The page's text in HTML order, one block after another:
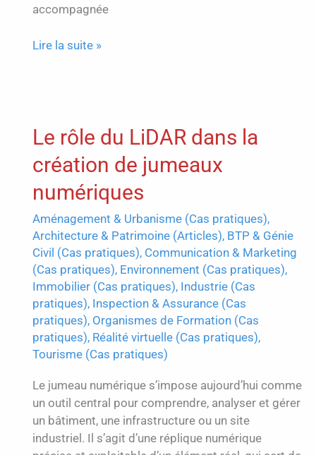
accompagnée
Numérisation
Notre‑Dame‑de‑la‑Fin‑des‑Terres
Soulac‑sur‑Mer
:
un
joyau
ressuscité
Lire la suite »
Le rôle du LiDAR dans la
création de jumeaux
numériques
Aménagement & Urbanisme (Cas pratiques),
Architecture & Patrimoine (Articles), BTP & Génie
Civil (Cas pratiques), Communication & Marketing
(Cas pratiques), Environnement (Cas pratiques),
Immobilier (Cas pratiques), Industrie (Cas
pratiques), Inspection & Assurance (Cas
pratiques), Organismes de Formation (Cas
pratiques), Réalité virtuelle (Cas pratiques),
Tourisme (Cas pratiques)
Le jumeau numérique s’impose aujourd’hui comme
un outil central pour comprendre, analyser et gérer
un bâtiment, une infrastructure ou un site
industriel. Il s’agit d’une réplique numérique